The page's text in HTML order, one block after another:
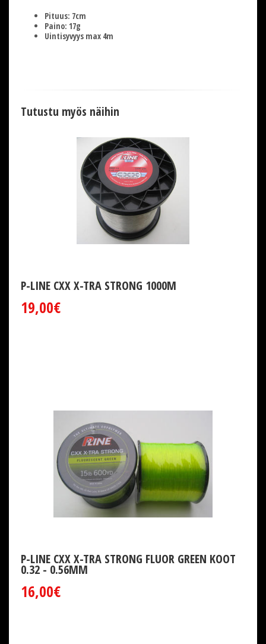
Pituus: 7cm
Paino: 17g
Uintisyvyys max 4m
Tutustu myös näihin
P-LINE CXX X-TRA STRONG 1000M
19,00€
P-LINE CXX X-TRA STRONG FLUOR GREEN KOOT
0.32 - 0.56MM
16,00€